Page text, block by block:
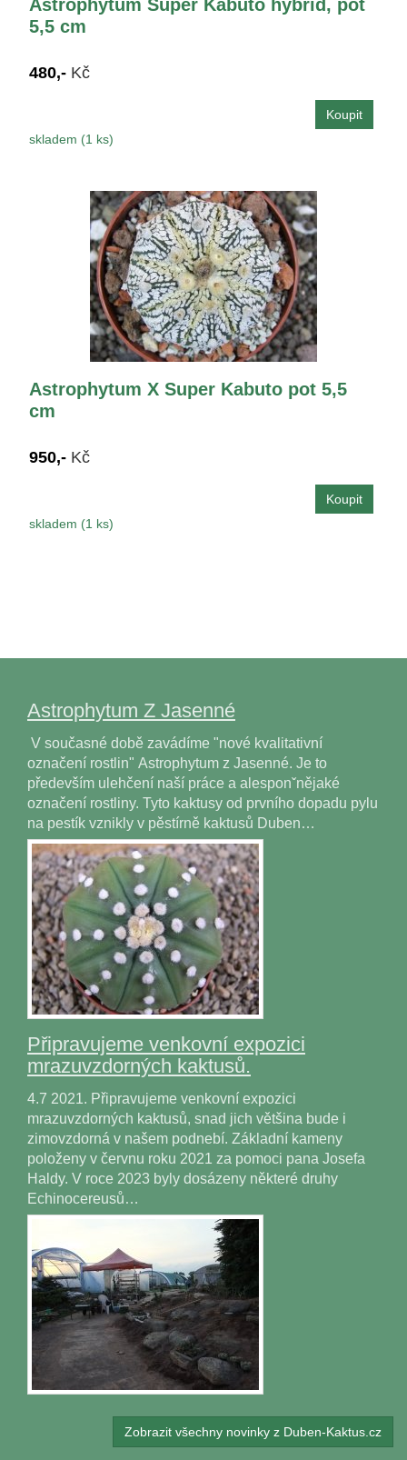
Astrophytum Super Kabuto hybrid, pot
5,5 cm
480,- Kč
skladem (1 ks)
Astrophytum X Super Kabuto pot 5,5
cm
950,- Kč
skladem (1 ks)
Astrophytum Z Jasenné
V současné době zavádíme "nové kvalitativní
označení rostlin" Astrophytum z Jasenné. Je to
především ulehčení naší práce a alesponˇnějaké
označení rostliny. Tyto kaktusy od prvního dopadu pylu
na pestík vznikly v pěstírně kaktusů Duben…
Připravujeme venkovní expozici
mrazuvzdorných kaktusů.
4.7 2021. Připravujeme venkovní expozici
mrazuvzdorných kaktusů, snad jich většina bude i
zimovzdorná v našem podnebí. Základní kameny
položeny v červnu roku 2021 za pomoci pana Josefa
Haldy. V roce 2023 byly dosázeny některé druhy
Echinocereusů…
Zobrazit všechny novinky z Duben-Kaktus.cz